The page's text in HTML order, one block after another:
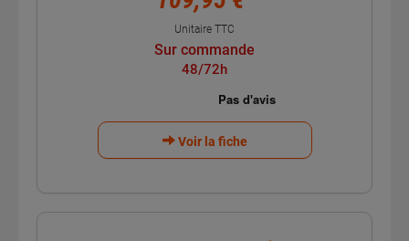
Unitaire TTC
Sur commande
48/72h
Voir la fiche